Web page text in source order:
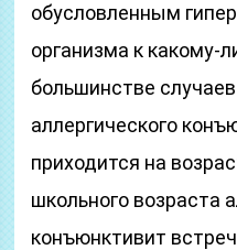
обусловленным
организма к какому-
большинстве
аллергического
приходится на
школьного возраста
конъюнктивит